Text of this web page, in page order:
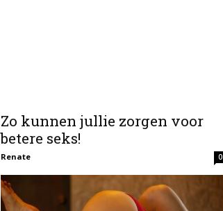
Zo kunnen jullie zorgen voor
betere seks!
Renate 0